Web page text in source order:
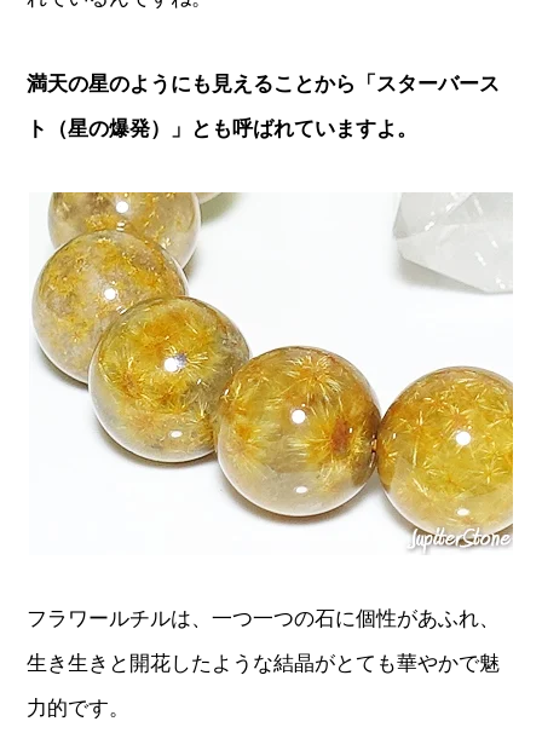
満天の星のようにも見えることから「スターバース
ト（星の爆発）」とも呼ばれていますよ。
フラワールチルは、一つ一つの石に個性があふれ、
生き生きと開花したような結晶がとても華やかで魅
力的です。